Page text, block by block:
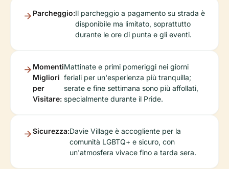
Parcheggio:Il parcheggio a pagamento su strada è
disponibile ma limitato, soprattutto
durante le ore di punta e gli eventi.
Momenti
Migliori
per
Visitare:
Mattinate e primi pomeriggi nei giorni
feriali per un'esperienza più tranquilla;
serate e fine settimana sono più affollati,
specialmente durante il Pride.
Sicurezza:Davie Village è accogliente per la
comunità LGBTQ+ e sicuro, con
un'atmosfera vivace fino a tarda sera.